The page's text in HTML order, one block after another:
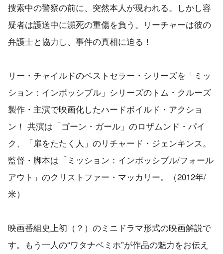
捜索中の警察の前に、突然本人が現われる。しかし容
疑者は護送中に瀕死の重傷を負う。リーチャーは彼の
弁護士と協力し、事件の真相に迫る！
リー・チャイルドのベストセラー・シリーズを「ミッ
ション：インポッシブル」シリーズのトム・クルーズ
製作・主演で映画化したハードボイルド・アクショ
ン！ 共演は「ゴーン・ガール」のロザムンド・パイ
ク、「扉をたたく人」のリチャード・ジェンキンス。
監督・脚本は「ミッション：インポッシブル/フォール
アウト」のクリストファー・マッカリー。（2012年/
米）
映画番組史上初（？）のミニドラマ形式の映画解説で
す。もう一人の“ワタナベミホ”が作品の魅力をお伝え